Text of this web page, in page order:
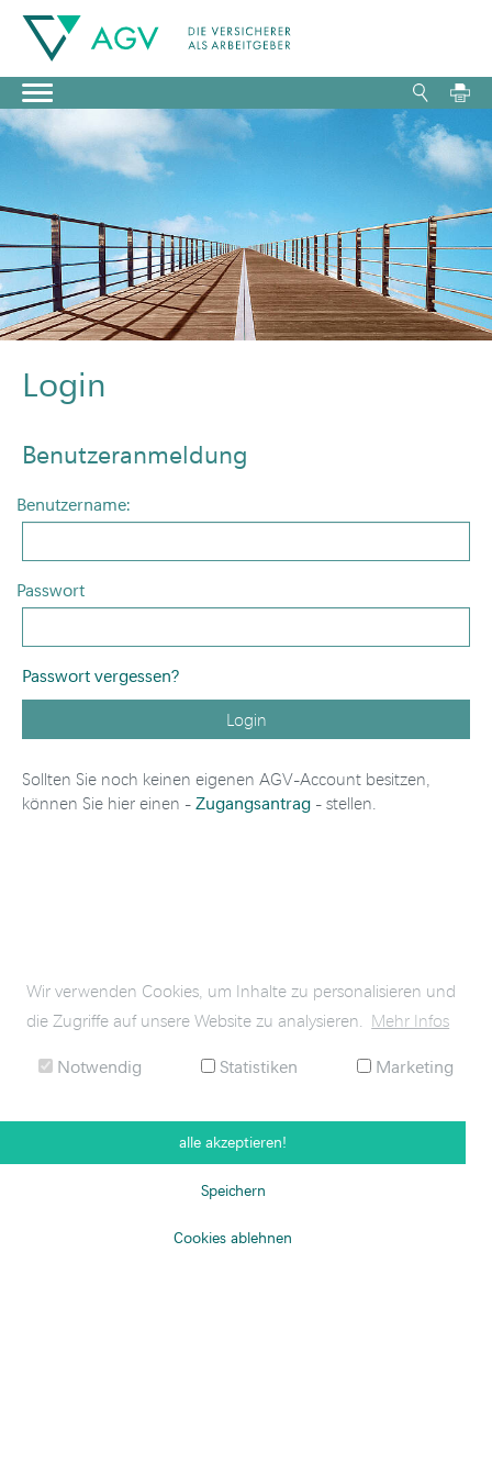
Login
Benutzeranmeldung
Benutzername:
Passwort
Passwort vergessen?
Login
Sollten Sie noch keinen eigenen AGV-Account besitzen,
können Sie hier einen - Zugangsantrag - stellen.
Wir verwenden Cookies, um Inhalte zu personalisieren und
die Zugriffe auf unsere Website zu analysieren.
Mehr Infos
Notwendig Statistiken Marketing
alle akzeptieren!
Speichern
Cookies ablehnen